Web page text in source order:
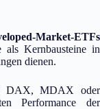
Kernbausteine in
dienen.
DAX, MDAX oder
Performance der